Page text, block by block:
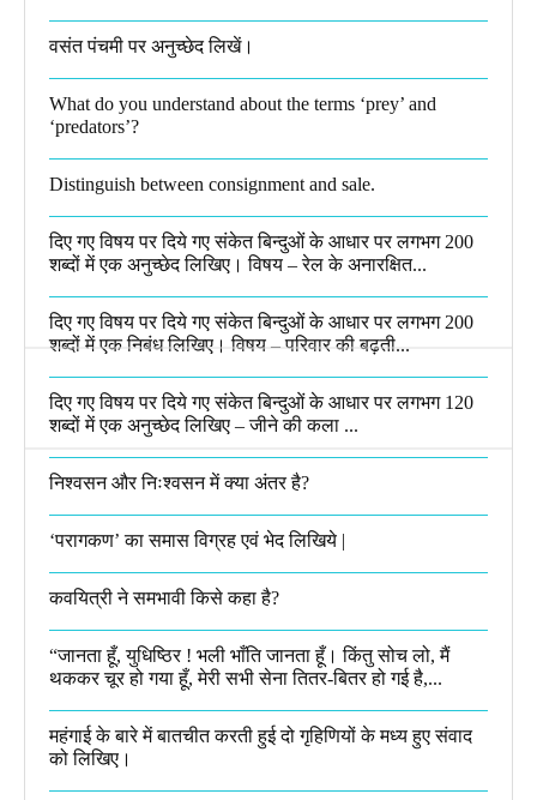
वसंत पंचमी पर अनुच्छेद लिखें।
What do you understand about the terms ‘prey’ and
‘predators’?​
Distinguish between consignment and sale.
दिए गए विषय पर दिये गए संकेत बिन्दुओं के आधार पर लगभग 200
शब्दों में एक अनुच्छेद लिखिए। विषय – रेल के अनारक्षित...
दिए गए विषय पर दिये गए संकेत बिन्दुओं के आधार पर लगभग 200
शब्दों में एक निबंध लिखिए। विषय – परिवार की बढ़ती...
दिए गए विषय पर दिये गए संकेत बिन्दुओं के आधार पर लगभग 120
शब्दों में एक अनुच्छेद लिखिए – जीने की कला ...
निश्वसन और निःश्वसन में क्या अंतर है?
‘परागकण’ का समास विग्रह एवं भेद लिखिये |
कवयित्री ने समभावी किसे कहा है?
“जानता हूँ, युधिष्ठिर ! भली भाँति जानता हूँ। किंतु सोच लो, मैं
थककर चूर हो गया हूँ, मेरी सभी सेना तितर-बितर हो गई है,...
महंगाई के बारे में बातचीत करती हुई दो गृहिणियों के मध्य हुए संवाद
को लिखिए।